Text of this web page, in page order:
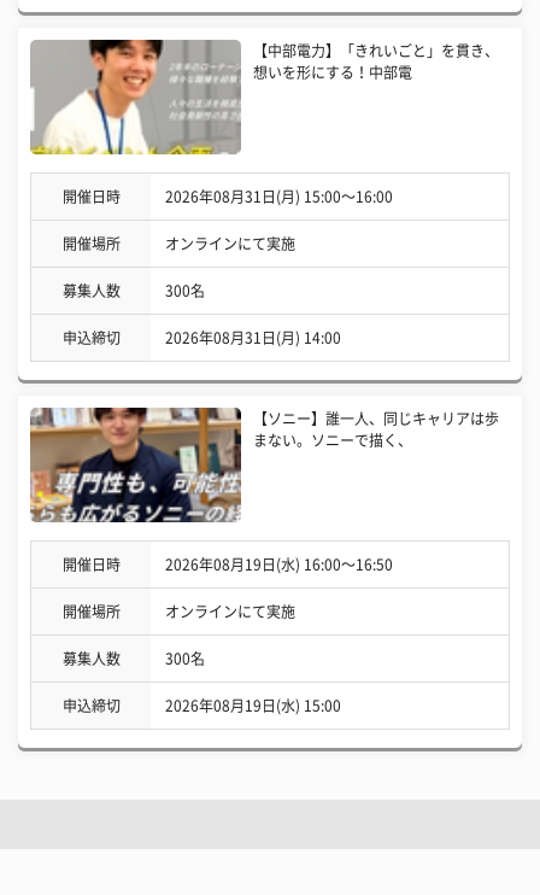
【中部電力】「きれいごと」を貫き、
想いを形にする！中部電
開催日時 2026年08月31日(月) 15:00〜16:00
開催場所 オンラインにて実施
募集人数 300名
申込締切 2026年08月31日(月) 14:00
【ソニー】誰一人、同じキャリアは歩
まない。ソニーで描く、
開催日時 2026年08月19日(水) 16:00〜16:50
開催場所 オンラインにて実施
募集人数 300名
申込締切 2026年08月19日(水) 15:00